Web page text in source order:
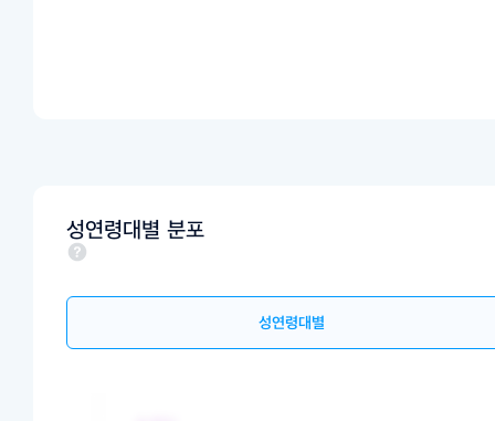
성연령대별 분포
성연령대별